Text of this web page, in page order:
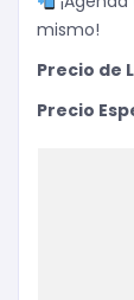
mismo!
Precio de
Precio